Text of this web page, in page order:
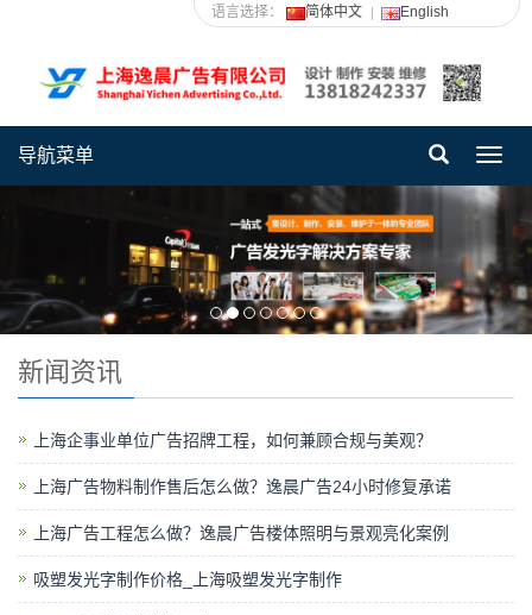
语言选择： 简体中文 English
导航菜单
新闻资讯
上海企事业单位广告招牌工程，如何兼顾合规与美观？
上海广告物料制作售后怎么做？逸晨广告24小时修复承诺
上海广告工程怎么做？逸晨广告楼体照明与景观亮化案例
吸塑发光字制作价格_上海吸塑发光字制作